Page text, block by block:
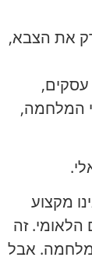
את הצבא,
עסקים,
המלחמה,
מקצוע
זה
אבל